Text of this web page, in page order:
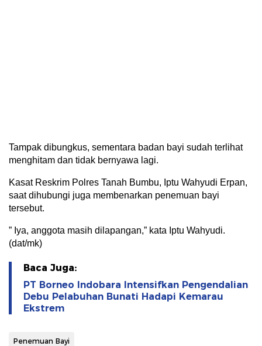
Tampak dibungkus, sementara badan bayi sudah terlihat
menghitam dan tidak bernyawa lagi.
Kasat Reskrim Polres Tanah Bumbu, Iptu Wahyudi Erpan,
saat dihubungi juga membenarkan penemuan bayi
tersebut.
” Iya, anggota masih dilapangan,” kata Iptu Wahyudi.
(dat/mk)
Baca Juga:
PT Borneo Indobara Intensifkan Pengendalian
Debu Pelabuhan Bunati Hadapi Kemarau
Ekstrem
Penemuan Bayi